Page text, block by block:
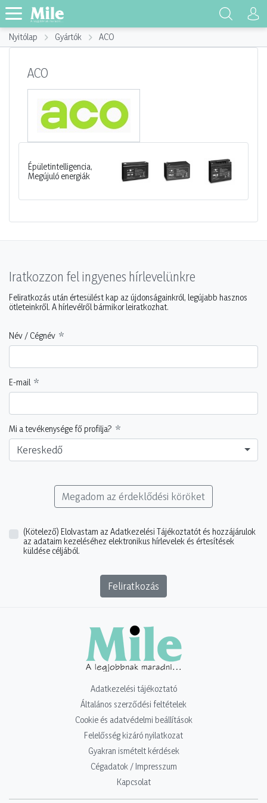
Nyitólap Gyártók ACO
ACO
Épületintelligencia,
Megújuló energiák
Iratkozzon fel ingyenes hírlevelünkre
Feliratkozás után értesülést kap az újdonságainkról, legújabb hasznos
ötleteinkről. A hírlevélről bármikor leiratkozhat.
Név / Cégnév
E-mail
Mi a tevékenysége fő profilja?
Kereskedő
Megadom az érdeklődési köröket
(Kötelező) Elolvastam az Adatkezelési Tájékoztatót és hozzájárulok
az adataim kezeléséhez elektronikus hírlevelek és értesítések
küldése céljából.
Feliratkozás
Adatkezelési tájékoztató
Általános szerződési feltételek
Cookie és adatvédelmi beállítások
Felelősség kizáró nyilatkozat
Gyakran ismételt kérdések
Cégadatok / Impresszum
Kapcsolat